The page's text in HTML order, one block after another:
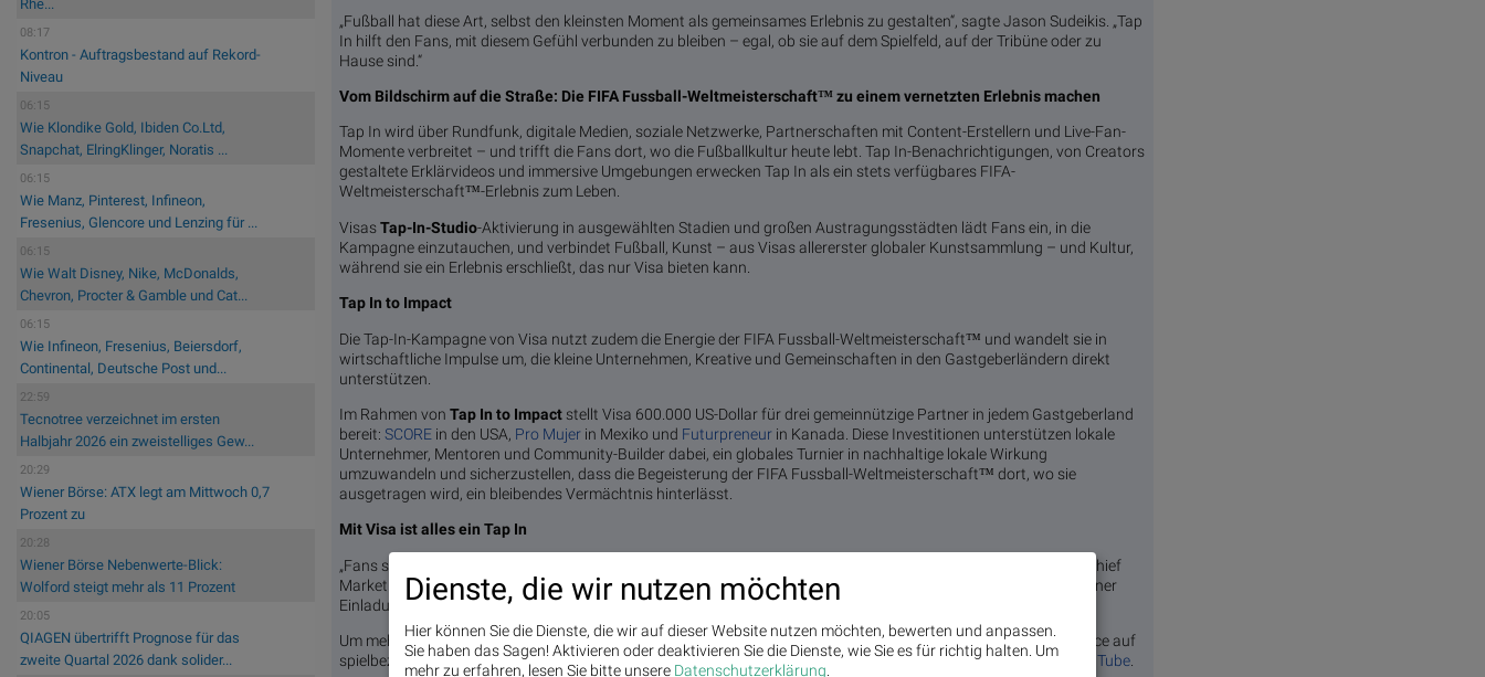
Rhe...
08:17
Kontron - Auftragsbestand auf Rekord-
Niveau
06:15
Wie Klondike Gold, Ibiden Co.Ltd,
Snapchat, ElringKlinger, Noratis ...
06:15
Wie Manz, Pinterest, Infineon,
Fresenius, Glencore und Lenzing für ...
06:15
Wie Walt Disney, Nike, McDonalds,
Chevron, Procter & Gamble und Cat...
06:15
Wie Infineon, Fresenius, Beiersdorf,
Continental, Deutsche Post und...
22:59
Tecnotree verzeichnet im ersten
Halbjahr 2026 ein zweistelliges Gew...
20:29
Wiener Börse: ATX legt am Mittwoch 0,7
Prozent zu
20:28
Wiener Börse Nebenwerte-Blick:
Wolford steigt mehr als 11 Prozent
20:05
QIAGEN übertrifft Prognose für das
zweite Quartal 2026 dank solider...
„Fußball hat diese Art, selbst den kleinsten Moment als gemeinsames Erlebnis zu gestalten“, sagte Jason Sudeikis. „Tap
In hilft den Fans, mit diesem Gefühl verbunden zu bleiben – egal, ob sie auf dem Spielfeld, auf der Tribüne oder zu
Hause sind.“
Vom Bildschirm auf die Straße: Die FIFA Fussball-Weltmeisterschaft™ zu einem vernetzten Erlebnis machen
Tap In wird über Rundfunk, digitale Medien, soziale Netzwerke, Partnerschaften mit Content-Erstellern und Live-Fan-
Momente verbreitet – und trifft die Fans dort, wo die Fußballkultur heute lebt. Tap In-Benachrichtigungen, von Creators
gestaltete Erklärvideos und immersive Umgebungen erwecken Tap In als ein stets verfügbares FIFA-
Weltmeisterschaft™-Erlebnis zum Leben.
VisasTap-In-Studio-Aktivierung in ausgewählten Stadien und großen Austragungsstädten lädt Fans ein, in die
Kampagne einzutauchen, und verbindet Fußball, Kunst – aus Visas allererster globaler Kunstsammlung – und Kultur,
während sie ein Erlebnis erschließt, das nur Visa bieten kann.
Tap In to Impact
Die Tap-In-Kampagne von Visa nutzt zudem die Energie der FIFA Fussball-Weltmeisterschaft™ und wandelt sie in
wirtschaftliche Impulse um, die kleine Unternehmen, Kreative und Gemeinschaften in den Gastgeberländern direkt
unterstützen.
Im Rahmen vonTap In to Impact stellt Visa 600.000 US-Dollar für drei gemeinnützige Partner in jedem Gastgeberland
bereit:SCORE in den USA, Pro Mujer in Mexiko und Futurpreneur in Kanada. Diese Investitionen unterstützen lokale
Unternehmer, Mentoren und Community-Builder dabei, ein globales Turnier in nachhaltige lokale Wirkung
umzuwandeln und sicherzustellen, dass die Begeisterung der FIFA Fussball-Weltmeisterschaft™ dort, wo sie
ausgetragen wird, ein bleibendes Vermächtnis hinterlässt.
Mit Visa ist alles ein Tap In
„Fans schauen sich die FIFA Fussball-Weltmeisterschaft™ nicht nur an – sie leben sie“, sagte Frank Cooper III, Chief
Marketing Officer bei Visa. „Tap In bringt sie jedem Moment näher und macht das einfachste Tor im Fußball zu einer
Einladung für Fans überall, mitzumachen. Einmal tippen, und schon bist du dabei.“
Um mehr über Visas „Tap In to Score“ zu erfahren und zu erfahren, wie Sie sich registrieren können, um die Chance auf
spielbezogene Preise zu erhalten, besuchen Sievisa.com und folgen Sie Visa in den sozialen Medien und auf YouTube
Dienste, die wir nutzen möchten
Hier können Sie die Dienste, die wir auf dieser Website nutzen möchten, bewerten und anpassen.
Sie haben das Sagen! Aktivieren oder deaktivieren Sie die Dienste, wie Sie es für richtig halten. Um
mehr zu erfahren, lesen Sie bitte unsere Datenschutzerklärung.